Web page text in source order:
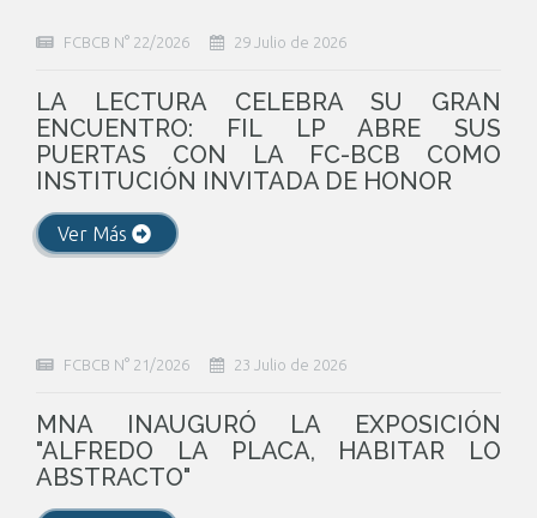
FCBCB N° 22/2026 29 Julio de 2026
LA LECTURA CELEBRA SU GRAN
ENCUENTRO: FIL LP ABRE SUS
PUERTAS CON LA FC-BCB COMO
INSTITUCIÓN INVITADA DE HONOR
Ver Más
FCBCB N° 21/2026 23 Julio de 2026
MNA INAUGURÓ LA EXPOSICIÓN
"ALFREDO LA PLACA, HABITAR LO
ABSTRACTO"